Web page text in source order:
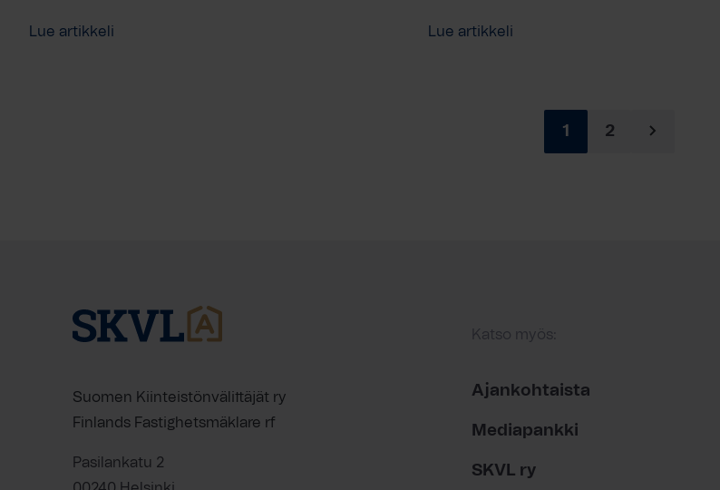
Lue artikkeli Lue artikkeli
1 2
Suomen Kiinteistönvälittäjät ry
Finlands Fastighetsmäklare rf
Pasilankatu 2
Katso myös:
Ajankohtaista
Mediapankki
SKVL ry